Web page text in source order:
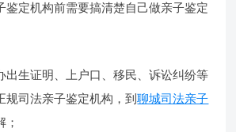
鉴定机构前需要搞清楚自己做亲子鉴定
出生证明、上户口、移民、诉讼纠纷等
规司法亲子鉴定机构，到聊城司法亲子
；